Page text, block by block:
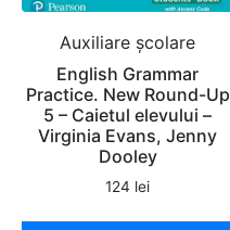
Auxiliare şcolare
English Grammar
Practice. New Round-Up
5 – Caietul elevului –
Virginia Evans, Jenny
Dooley
124 lei